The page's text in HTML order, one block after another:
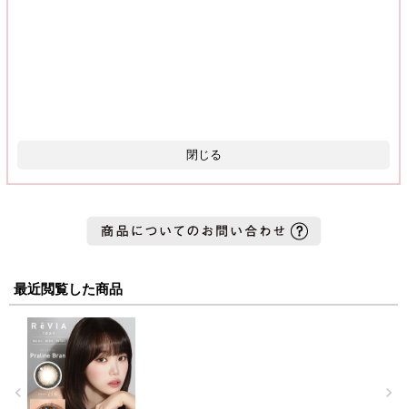
閉じる
最近閲覧した商品